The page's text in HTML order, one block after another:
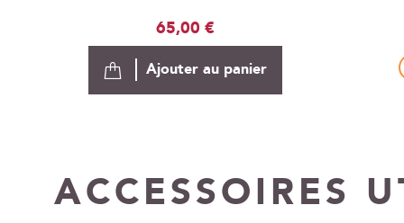
65,00 €
Ajouter au panier
ACCESSOIRES